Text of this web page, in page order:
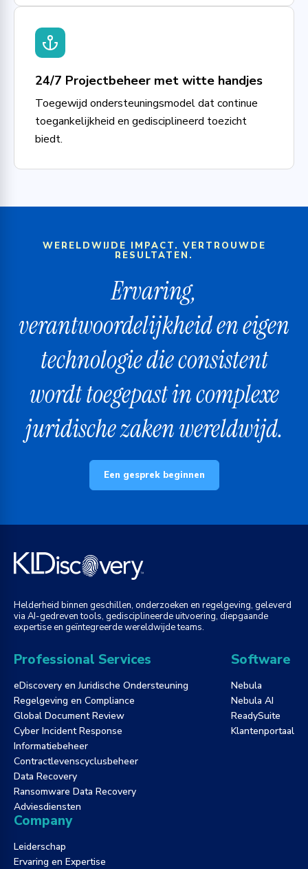
24/7 Projectbeheer met witte handjes
Toegewijd ondersteuningsmodel dat continue
toegankelijkheid en gedisciplineerd toezicht
biedt.
WERELDWIJDE IMPACT. VERTROUWDE
RESULTATEN.
Ervaring,
verantwoordelijkheid en eigen
technologie die consistent
wordt toegepast in complexe
juridische zaken wereldwijd.
Een gesprek beginnen
Helderheid binnen geschillen, onderzoeken en regelgeving, geleverd
via AI-gedreven tools, gedisciplineerde uitvoering, diepgaande
expertise en geïntegreerde wereldwijde teams.
Professional Services
eDiscovery en Juridische Ondersteuning
Regelgeving en Compliance
Global Document Review
Cyber Incident Response
Informatiebeheer
Contractlevenscyclusbeheer
Data Recovery
Ransomware Data Recovery
Adviesdiensten
Software
Nebula
Nebula AI
ReadySuite
Klantenportaal
Company
Leiderschap
Ervaring en Expertise